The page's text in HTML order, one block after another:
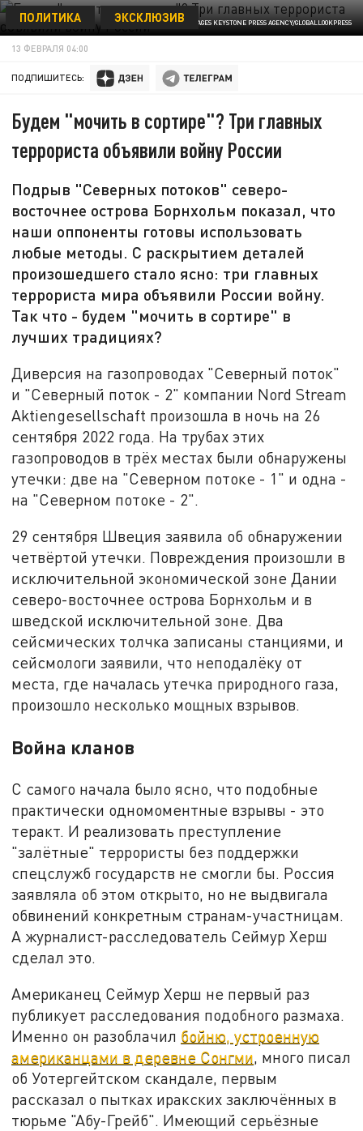
© COVER IMAGES KEYSTONE PRESS AGENCY/GLOBALLOOKPRESS
ПОЛИТИКА ЭКСКЛЮЗИВ
13 ФЕВРАЛЯ 04:00
ПОДПИШИТЕСЬ:
Будем "мочить в сортире"? Три главных
террориста объявили войну России
Подрыв "Северных потоков" северо-
восточнее острова Борнхольм показал, что
наши оппоненты готовы использовать
любые методы. С раскрытием деталей
произошедшего стало ясно: три главных
террориста мира объявили России войну.
Так что - будем "мочить в сортире" в
лучших традициях?
Диверсия на газопроводах "Северный поток"
и "Северный поток - 2" компании Nord Stream
Aktiengesellschaft произошла в ночь на 26
сентября 2022 года. На трубах этих
газопроводов в трёх местах были обнаружены
утечки: две на "Северном потоке - 1" и одна -
на "Северном потоке - 2".
29 сентября Швеция заявила об обнаружении
четвёртой утечки. Повреждения произошли в
исключительной экономической зоне Дании
северо-восточнее острова Борнхольм и в
шведской исключительной зоне. Два
сейсмических толчка записаны станциями, и
сейсмологи заявили, что неподалёку от
места, где началась утечка природного газа,
произошло несколько мощных взрывов.
Война кланов
С самого начала было ясно, что подобные
практически одномоментные взрывы - это
теракт. И реализовать преступление
"залётные" террористы без поддержки
спецслужб государств не смогли бы. Россия
заявляла об этом открыто, но не выдвигала
обвинений конкретным странам-участницам.
А журналист-расследователь Сеймур Херш
сделал это.
Американец Сеймур Херш не первый раз
публикует расследования подобного размаха.
Именно он разоблачил бойню, устроенную
американцами в деревне Сонгми, много писал
об Уотергейтском скандале, первым
рассказал о пытках иракских заключённых в
тюрьме "Абу-Грейб". Имеющий серьёзные